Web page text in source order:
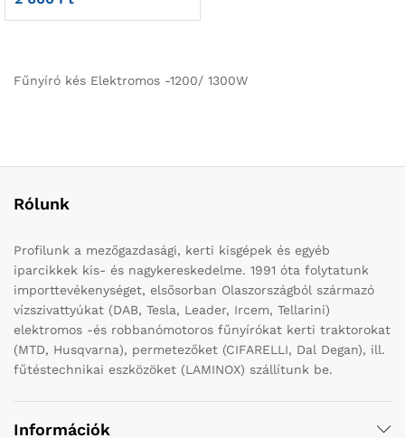
Fűnyíró kés Elektromos -1200/ 1300W
Rólunk
Profilunk a mezőgazdasági, kerti kisgépek és egyéb
iparcikkek kis- és nagykereskedelme. 1991 óta folytatunk
importtevékenységet, elsősorban Olaszországból származó
vízszivattyúkat (DAB, Tesla, Leader, Ircem, Tellarini)
elektromos -és robbanómotoros fűnyírókat kerti traktorokat
(MTD, Husqvarna), permetezőket (CIFARELLI, Dal Degan), ill.
fűtéstechnikai eszközöket (LAMINOX) szállítunk be.
Információk